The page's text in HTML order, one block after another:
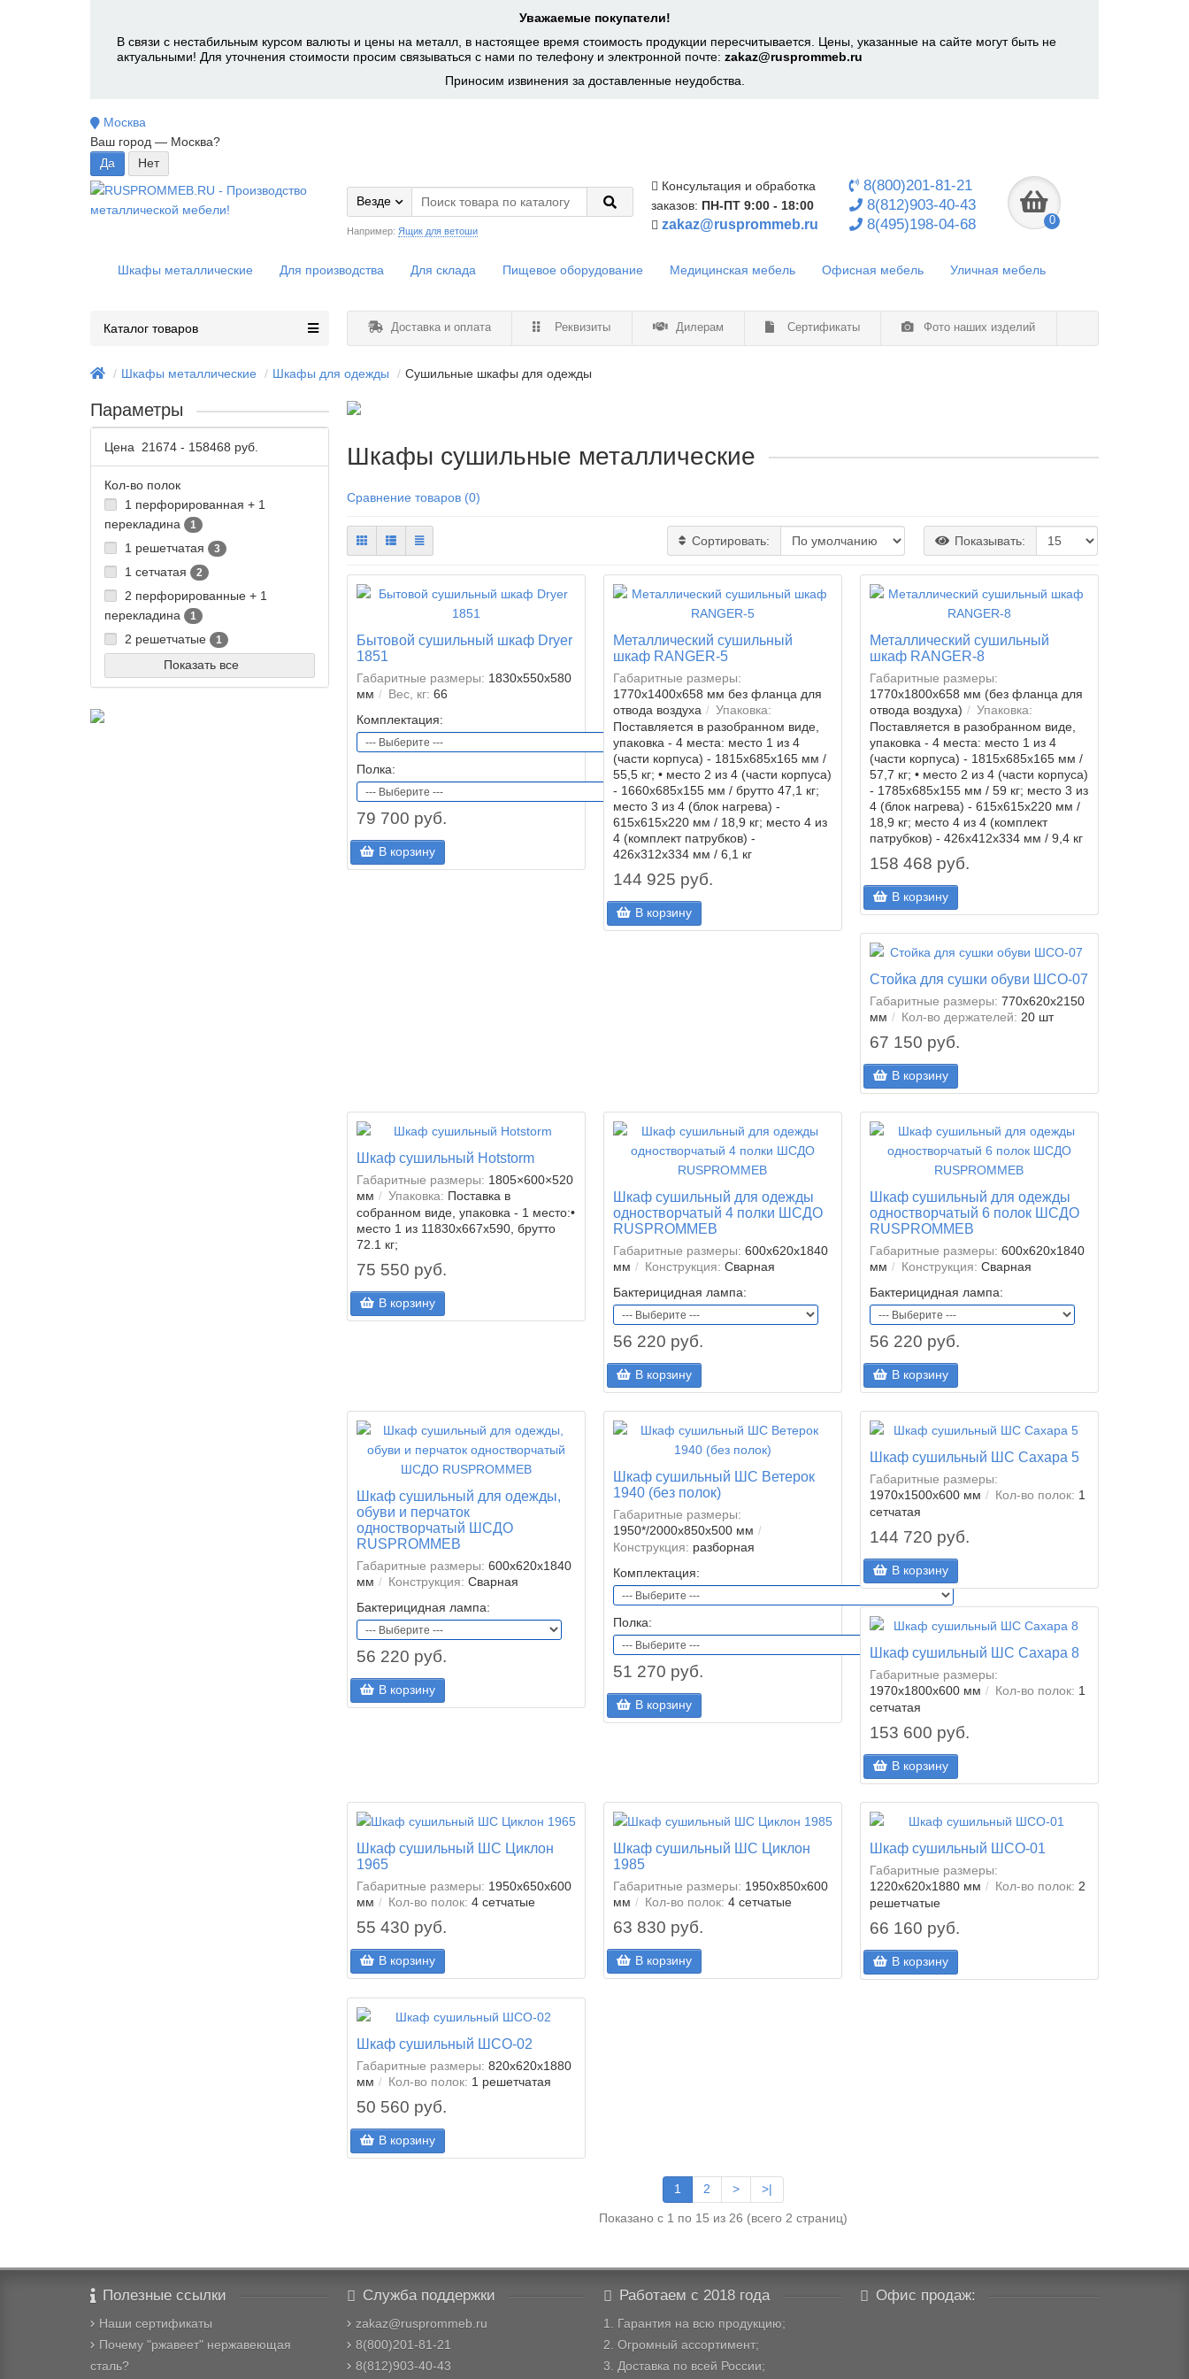
Уважаемые покупатели!
В связи с нестабильным курсом валюты и цены на металл, в настоящее время стоимость продукции пересчитывается. Цены, указанные на сайте могут быть не
актуальными! Для уточнения стоимости просим связываться с нами по телефону и электронной почте: zakaz@rusprommeb.ru
Приносим извинения за доставленные неудобства.
Москва
Ваш город — Москва?
Везде
Например: Ящик для ветоши
Консультация и обработка
заказов: ПН-ПТ 9:00 - 18:00
zakaz@rusprommeb.ru
8(800)201-81-21
8(812)903-40-43
8(495)198-04-68
0
Шкафы металлические Для производства Для склада Пищевое оборудование Медицинская мебель Офисная мебель Уличная мебель
Доставка и оплата Реквизиты Дилерам Сертификаты Фото наших изделий
Каталог товаров
Шкафы металлические Шкафы для одежды Cушильные шкафы для одежды
Параметры
Цена 21674 - 158468 руб.
Кол-во полок
1 перфорированная + 1
перекладина
1
1 решетчатая 3
1 сетчатая 2
2 перфорированные + 1
перекладина
1
2 решетчатые 1
Показать все
Шкафы сушильные металлические
Сравнение товаров (0)
Сортировать: Показывать:
Бытовой сушильный шкаф Dryer
1851
Габаритные размеры: 1830x550x580
мм
Вес, кг: 66
Комплектация:
Полка:
79 700 руб.
В корзину
Металлический сушильный
шкаф RANGER-5
Габаритные размеры:
1770х1400х658 мм без фланца для
отвода воздуха
Упаковка:
Поставляется в разобранном виде,
упаковка - 4 места: место 1 из 4
(части корпуса) - 1815х685х165 мм /
55,5 кг; • место 2 из 4 (части корпуса)
- 1660х685х155 мм / брутто 47,1 кг;
место 3 из 4 (блок нагрева) -
615х615х220 мм / 18,9 кг; место 4 из
4 (комплект патрубков) -
426х312х334 мм / 6,1 кг
144 925 руб.
В корзину
Металлический сушильный
шкаф RANGER-8
Габаритные размеры:
1770х1800х658 мм (без фланца для
отвода воздуха)
Упаковка:
Поставляется в разобранном виде,
упаковка - 4 места: место 1 из 4
(части корпуса) - 1815х685х165 мм /
57,7 кг; • место 2 из 4 (части корпуса)
- 1785х685х155 мм / 59 кг; место 3 из
4 (блок нагрева) - 615х615х220 мм /
18,9 кг; место 4 из 4 (комплект
патрубков) - 426х412х334 мм / 9,4 кг
158 468 руб.
В корзину
Стойка для сушки обуви ШСО-07
Габаритные размеры: 770х620х2150
мм
Кол-во держателей: 20 шт
67 150 руб.
В корзину
Шкаф сушильный Hotstorm
Габаритные размеры: 1805×600×520
мм
Упаковка: Поставка в
собранном виде, упаковка - 1 место:•
место 1 из 11830х667х590, брутто
72.1 кг;
75 550 руб.
В корзину
Шкаф сушильный для одежды
одностворчатый 4 полки ШСДО
RUSPROMMEB
Габаритные размеры: 600x620x1840
мм
Конструкция: Сварная
Бактерицидная лампа:
56 220 руб.
В корзину
Шкаф сушильный для одежды
одностворчатый 6 полок ШСДО
RUSPROMMEB
Габаритные размеры: 600x620x1840
мм
Конструкция: Сварная
Бактерицидная лампа:
56 220 руб.
В корзину
Шкаф сушильный для одежды,
обуви и перчаток
одностворчатый ШСДО
RUSPROMMEB
Габаритные размеры: 600x620x1840
мм
Конструкция: Сварная
Бактерицидная лампа:
56 220 руб.
В корзину
Шкаф сушильный ШС Ветерок
1940 (без полок)
Габаритные размеры:
1950*/2000x850x500 мм
Конструкция: разборная
Комплектация:
Полка:
51 270 руб.
В корзину
Шкаф сушильный ШС Сахара 5
Габаритные размеры:
1970x1500x600 мм
Кол-во полок: 1
сетчатая
144 720 руб.
В корзину
Шкаф сушильный ШС Сахара 8
Габаритные размеры:
1970x1800x600 мм
Кол-во полок: 1
сетчатая
153 600 руб.
В корзину
Шкаф сушильный ШС Циклон
1965
Габаритные размеры: 1950x650x600
мм
Кол-во полок: 4 сетчатые
55 430 руб.
В корзину
Шкаф сушильный ШС Циклон
1985
Габаритные размеры: 1950x850x600
мм
Кол-во полок: 4 сетчатые
63 830 руб.
В корзину
Шкаф сушильный ШСО-01
Габаритные размеры:
1220х620х1880 мм
Кол-во полок: 2
решетчатые
66 160 руб.
В корзину
Шкаф сушильный ШСО-02
Габаритные размеры: 820х620х1880
мм
Кол-во полок: 1 решетчатая
50 560 руб.
В корзину
1 2 > >|
Показано с 1 по 15 из 26 (всего 2 страниц)
Полезные ссылки
Наши сертификаты
Почему "ржавеет" нержавеющая
сталь?
Служба поддержки
zakaz@rusprommeb.ru
8(800)201-81-21
8(812)903-40-43
Работаем с 2018 года
1. Гарантия на всю продукцию;
2. Огромный ассортимент;
3. Доставка по всей России;
Офис продаж: